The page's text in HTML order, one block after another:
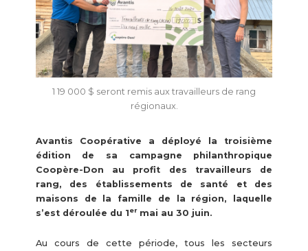
1 19 000 $ seront remis aux travailleurs de rang
régionaux.
Avantis Coopérative a déployé la troisième
édition de sa campagne philanthropique
Coopère-Don au profit des travailleurs de
rang, des établissements de santé et des
maisons de la famille de la région, laquelle
s’est déroulée du 1ermai au 30 juin.
Au cours de cette période, tous les secteurs